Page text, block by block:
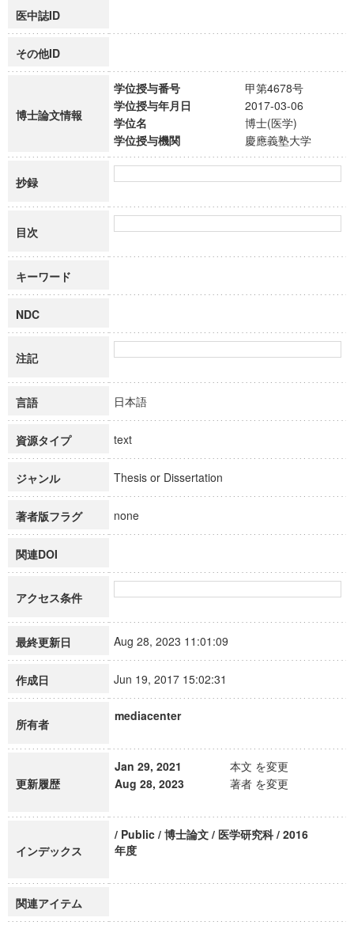
医中誌ID
その他ID
博士論文情報
学位授与番号
甲第4678号
学位授与年月日
2017-03-06
学位名
博士(医学)
学位授与機関
慶應義塾大学
抄録
目次
キーワード
NDC
注記
言語 日本語
資源タイプ text
ジャンル Thesis or Dissertation
著者版フラグ none
関連DOI
アクセス条件
最終更新日 Aug 28, 2023 11:01:09
作成日 Jun 19, 2017 15:02:31
所有者
mediacenter
更新履歴
Jan 29, 2021
本文 を変更
Aug 28, 2023
著者 を変更
インデックス
/ Public / 博士論文 / 医学研究科 / 2016
年度
関連アイテム